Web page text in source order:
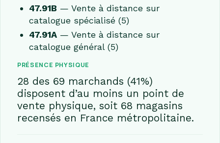
47.91B — Vente à distance sur
catalogue spécialisé (5)
47.91A — Vente à distance sur
catalogue général (5)
PRÉSENCE PHYSIQUE
28 des 69 marchands (41%)
disposent d’au moins un point de
vente physique, soit 68 magasins
recensés en France métropolitaine.